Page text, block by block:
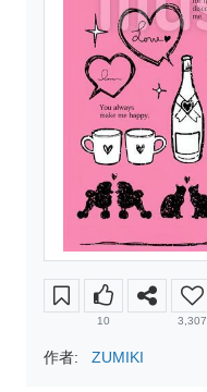
10 3,307
作者: ZUMIKI